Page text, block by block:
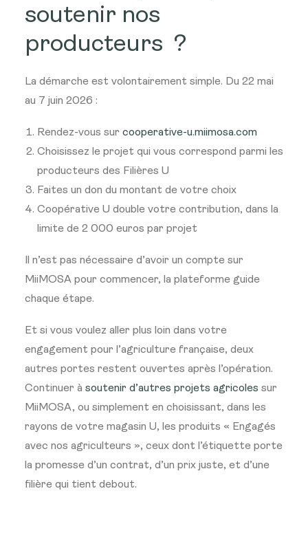
soutenir nos
producteurs ?
La démarche est volontairement simple. Du 22 mai
au 7 juin 2026 :
Rendez-vous sur cooperative-u.miimosa.com
Choisissez le projet qui vous correspond parmi les
producteurs des Filières U
Faites un don du montant de votre choix
Coopérative U double votre contribution, dans la
limite de 2 000 euros par projet
Il n’est pas nécessaire d’avoir un compte sur
MiiMOSA pour commencer, la plateforme guide
chaque étape.
Et si vous voulez aller plus loin dans votre
engagement pour l’agriculture française, deux
autres portes restent ouvertes après l’opération.
Continuer à soutenir d’autres projets agricoles sur
MiiMOSA, ou simplement en choisissant, dans les
rayons de votre magasin U, les produits « Engagés
avec nos agriculteurs », ceux dont l’étiquette porte
la promesse d’un contrat, d’un prix juste, et d’une
filière qui tient debout.